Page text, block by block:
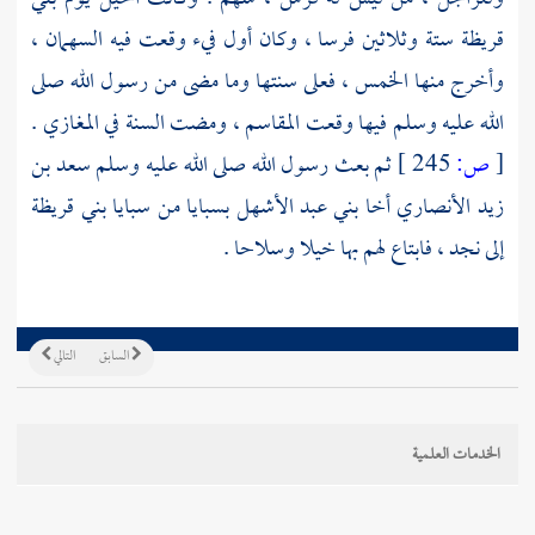
قريظة ستة وثلاثين فرسا ، وكان أول فيء وقعت فيه السهمان ،
وأخرج منها الخمس ، فعلى سنتها وما مضى من رسول الله صلى
الله عليه وسلم فيها وقعت المقاسم ، ومضت السنة في المغازي .
[ص: ثم بعث رسول الله صلى الله عليه وسلمسعد بن
زيد الأنصاريأخابني عبد الأشهلبسبايا من سبايابني قريظة
إلىنجد، فابتاع لهم بها خيلا وسلاحا .
التالي السابق
الخدمات العلمية